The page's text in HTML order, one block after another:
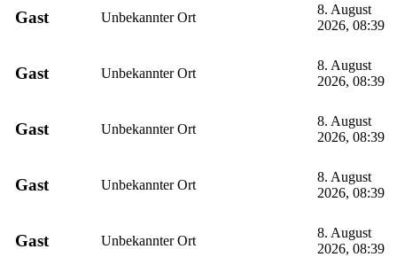
Gast Unbekannter Ort
8. August
2026, 08:39
Gast Unbekannter Ort
8. August
2026, 08:39
Gast Unbekannter Ort
8. August
2026, 08:39
Gast Unbekannter Ort
8. August
2026, 08:39
Gast Unbekannter Ort
8. August
2026, 08:39